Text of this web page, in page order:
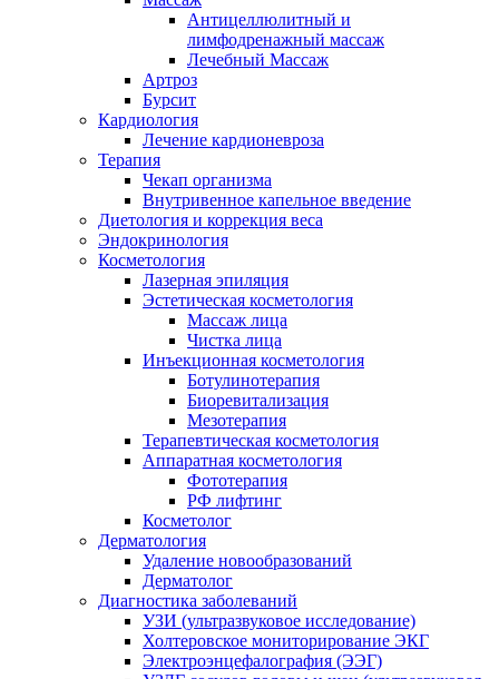
Антицеллюлитный и
лимфодренажный массаж
Лечебный Массаж
Артроз
Бурсит
Кардиология
Лечение кардионевроза
Терапия
Чекап организма
Внутривенное капельное введение
Диетология и коррекция веса
Эндокринология
Косметология
Лазерная эпиляция
Эстетическая косметология
Массаж лица
Чистка лица
Инъекционная косметология
Ботулинотерапия
Биоревитализация
Мезотерапия
Терапевтическая косметология
Аппаратная косметология
Фототерапия
РФ лифтинг
Косметолог
Дерматология
Удаление новообразований
Дерматолог
Диагностика заболеваний
УЗИ (ультразвуковое исследование)
Холтеровское мониторирование ЭКГ
Электроэнцефалография (ЭЭГ)